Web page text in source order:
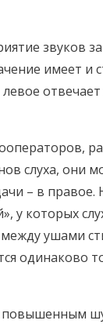
звуков
имеет и
слуха, они
– в правое.
у которых
ушами
одинаково
повышенным